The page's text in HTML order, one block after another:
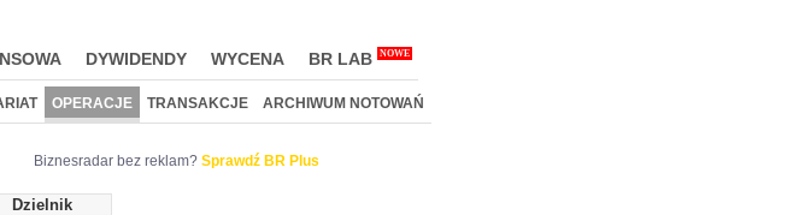
DYWIDENDY WYCENA BR LAB NOWE
OPERACJE TRANSAKCJE ARCHIWUM NOTOWAŃ
Biznesradar bez reklam? Sprawdź BR Plus
Dzielnik